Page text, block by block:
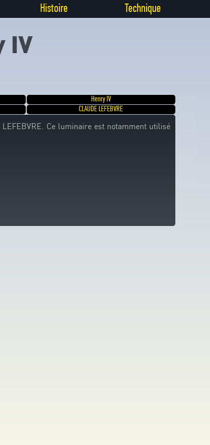
Histoire Technique
IV
Henry IV
CLAUDE LEFEBVRE
Ce luminaire est notamment utilisé